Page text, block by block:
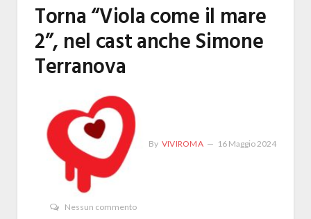
Torna “Viola come il mare
2”, nel cast anche Simone
Terranova
By VIVIROMA 16 Maggio 2024
Nessun commento